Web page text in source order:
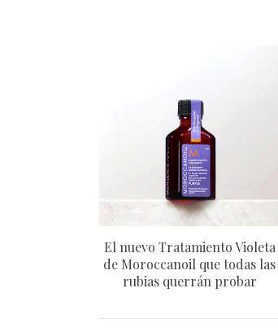
El nuevo Tratamiento Violeta
de Moroccanoil que todas las
rubias querrán probar